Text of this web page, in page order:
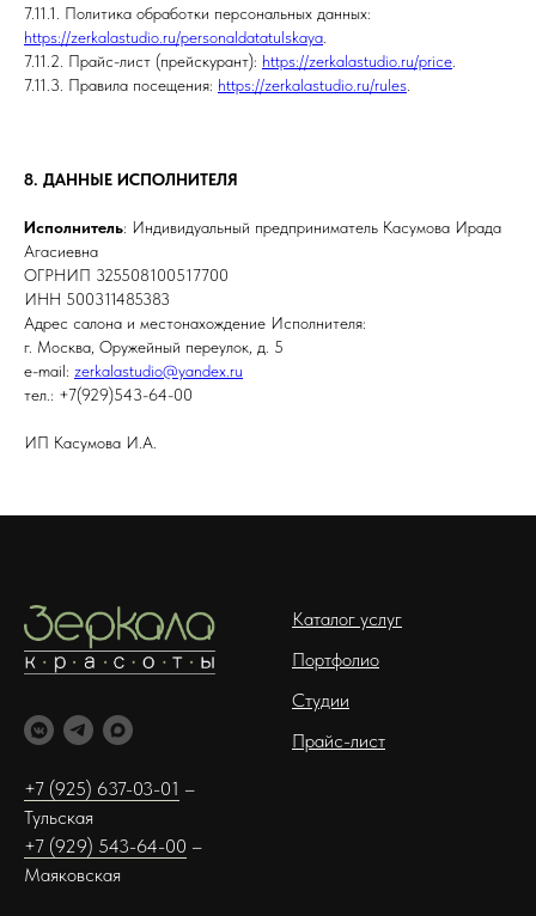
7.11.1. Политика обработки персональных данных:
https://zerkalastudio.ru/personaldatatulskaya
7.11.2. Прайс-лист (прейскурант): https://zerkalastudio.ru/price
7.11.3. Правила посещения: https://zerkalastudio.ru/rules
8. ДАННЫЕ ИСПОЛНИТЕЛЯ
Исполнитель: Индивидуальный предприниматель Касумова Ирада
Агасиевна
ОГРНИП 325508100517700
ИНН 500311485383
Адрес салона и местонахождение Исполнителя:
г. Москва, Оружейный переулок, д. 5
e-mail: zerkalastudio@yandex.ru
тел.: +7(929)543-64-00
ИП Касумова И.А.
+7 (925) 637-03-01 –
Тульская
+7 (929) 543-64-00 –
Маяковская
Каталог услуг
Портфолио
Студии
Прайс-лист